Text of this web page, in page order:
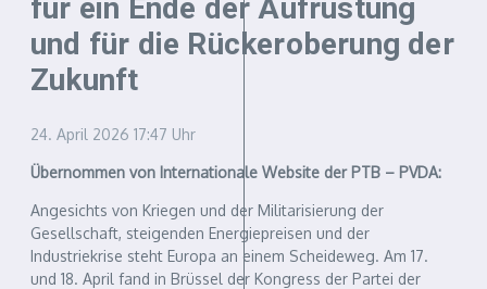
für ein Ende der Aufrüstung
und für die Rückeroberung der
Zukunft
24. April 2026 17:47 Uhr
Übernommen von Internationale Website der PTB – PVDA:
Angesichts von Kriegen und der Militarisierung der
Gesellschaft, steigenden Energiepreisen und der
Industriekrise steht Europa an einem Scheideweg. Am 17.
und 18. April fand in Brüssel der Kongress der Partei der